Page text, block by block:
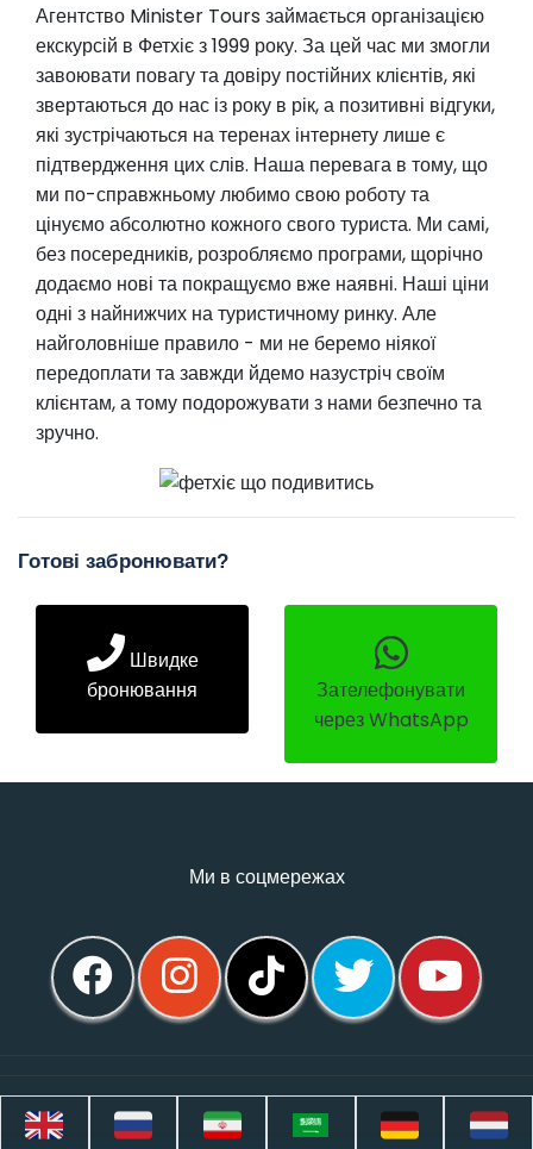
Агентство Minister Tours займається організацією
екскурсій в Фетхіє з 1999 року. За цей час ми змогли
завоювати повагу та довіру постійних клієнтів, які
звертаються до нас із року в рік, а позитивні відгуки,
які зустрічаються на теренах інтернету лише є
підтвердження цих слів. Наша перевага в тому, що
ми по-справжньому любимо свою роботу та
цінуємо абсолютно кожного свого туриста. Ми самі,
без посередників, розробляємо програми, щорічно
додаємо нові та покращуємо вже наявні. Наші ціни
одні з найнижчих на туристичному ринку. Але
найголовніше правило - ми не беремо ніякої
передоплати та завжди йдемо назустріч своїм
клієнтам, а тому подорожувати з нами безпечно та
зручно.
Готові забронювати?
Швидке
бронювання
Зателефонувати
через WhatsApp
Ми в соцмережах